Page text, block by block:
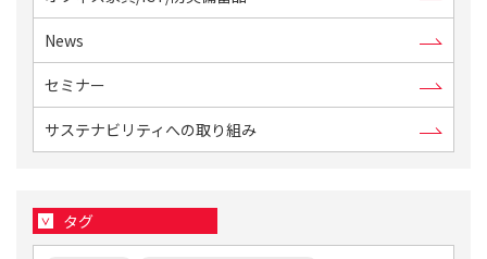
News
セミナー
サステナビリティへの取り組み
タグ